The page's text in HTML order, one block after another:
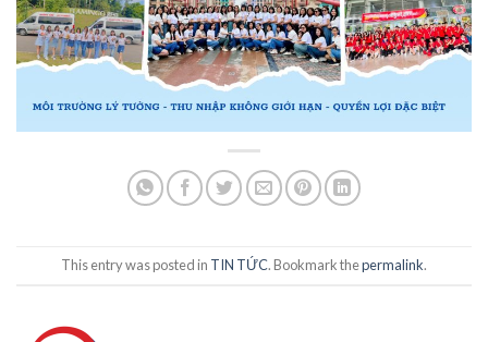
This entry was posted in TIN TỨC. Bookmark thepermalink.